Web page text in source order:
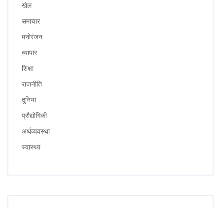
खेल
समाचार
मनोरंजन
व्यापार
शिक्षा
राजनीति
दुनिया
प्रौद्योगिकी
अर्थव्यवस्था
स्वास्थ्य